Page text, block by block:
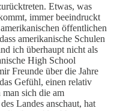
Etwas, was
immer beeindruckt
öffentlichen
amerikanische Schulen
ich überhaupt nicht als
High School
Freunde über die Jahre
Gefühl, einen relativ
sich die am
Landes anschaut, hat